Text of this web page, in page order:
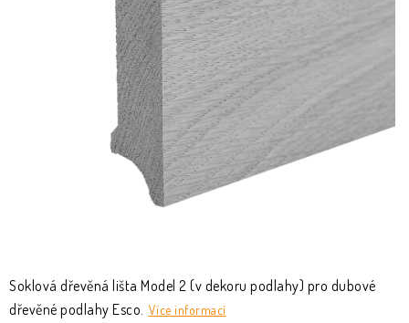
STAVEBNÍ POUZDRA
Kontakty O nás
Proč s námi
Vrácení, výměna zboží
Obchodní podmínky
Reklamační řád
GDPR FAQ
Soklová dřevěná lišta Model 2 (v dekoru podlahy) pro dubové
dřevěné podlahy Esco. Více informací